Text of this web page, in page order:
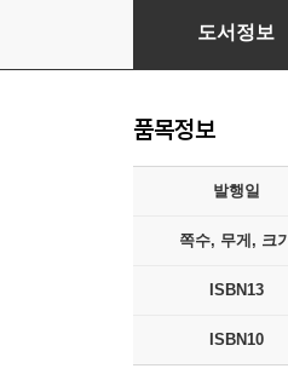
도서정보
품목정보
발행일
쪽수, 무게, 크기
ISBN13
ISBN10